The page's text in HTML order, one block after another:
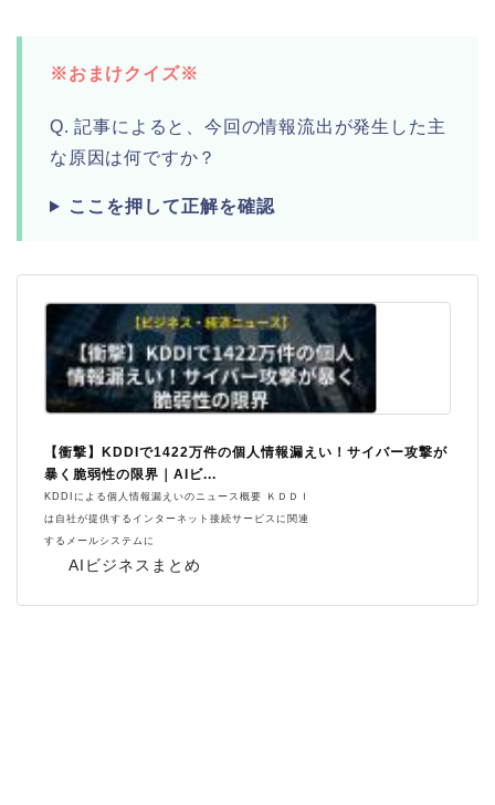
※おまけクイズ※
Q. 記事によると、今回の情報流出が発生した主
な原因は何ですか？
ここを押して正解を確認
AIビジネスまとめ
【衝撃】KDDIで1422万件の個人情報漏えい！サイバー攻撃が
暴く脆弱性の限界｜AIビ...
KDDIによる個人情報漏えいのニュース概要 ＫＤＤＩ
は自社が提供するインターネット接続サービスに関連
するメールシステムに